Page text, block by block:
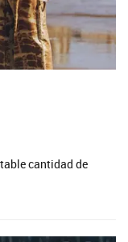
cantidad de